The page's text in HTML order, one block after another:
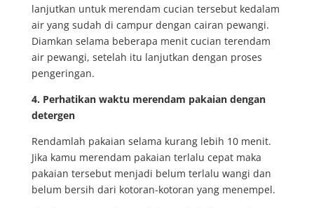
lanjutkan untuk merendam cucian tersebut kedalam
air yang sudah di campur dengan cairan pewangi.
Diamkan selama beberapa menit cucian terendam
air pewangi, setelah itu lanjutkan dengan proses
pengeringan.
4. Perhatikan waktu merendam pakaian dengan
detergen
Rendamlah pakaian selama kurang lebih 10 menit.
Jika kamu merendam pakaian terlalu cepat maka
pakaian tersebut menjadi belum terlalu wangi dan
belum bersih dari kotoran-kotoran yang menempel.